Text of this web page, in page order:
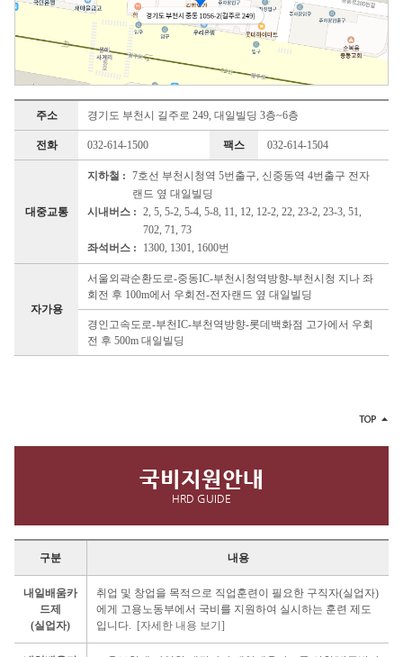
주소 경기도 부천시 길주로 249, 대일빌딩 3층~6층
전화 032-614-1500 팩스 032-614-1504
대중교통
지하철 : 7호선 부천시청역 5번출구, 신중동역 4번출구 전자
랜드 옆 대일빌딩
시내버스 : 2, 5, 5-2, 5-4, 5-8, 11, 12, 12-2, 22, 23-2, 23-3, 51,
702, 71, 73
좌석버스 :
1300, 1301, 1600번
자가용
서울외곽순환도로-중동IC-부천시청역방향-부천시청 지나 좌
회전 후 100m에서 우회전-전자랜드 옆 대일빌딩
경인고속도로-부천IC-부천역방향-롯데백화점 고가에서 우회
전 후 500m 대일빌딩
국비지원안내
HRD GUIDE
구분 내용
내일배움카
드제
(실업자)
취업 및 창업을 목적으로 직업훈련이 필요한 구직자(실업자)
에게 고용노동부에서 국비를 지원하여 실시하는 훈련 제도
입니다. [자세한 내용 보기]